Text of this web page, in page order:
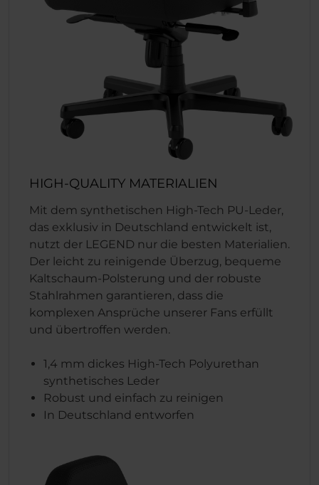
HIGH-QUALITY MATERIALIEN
Mit dem synthetischen High-Tech PU-Leder,
das exklusiv in Deutschland entwickelt ist,
nutzt der LEGEND nur die besten Materialien.
Der leicht zu reinigende Überzug, bequeme
Kaltschaum-Polsterung und der robuste
Stahlrahmen garantieren, dass die
komplexen Ansprüche unserer Fans erfüllt
und übertroffen werden.
1,4 mm dickes High-Tech Polyurethan
synthetisches Leder
Robust und einfach zu reinigen
In Deutschland entworfen